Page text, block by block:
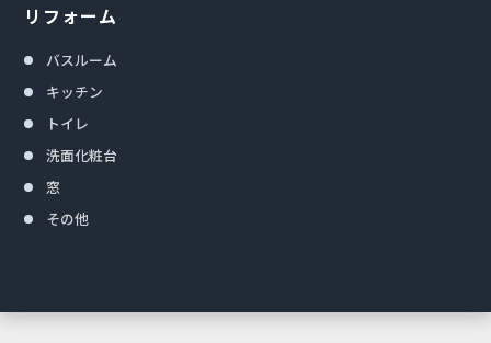
リフォーム
バスルーム
キッチン
トイレ
洗面化粧台
窓
その他